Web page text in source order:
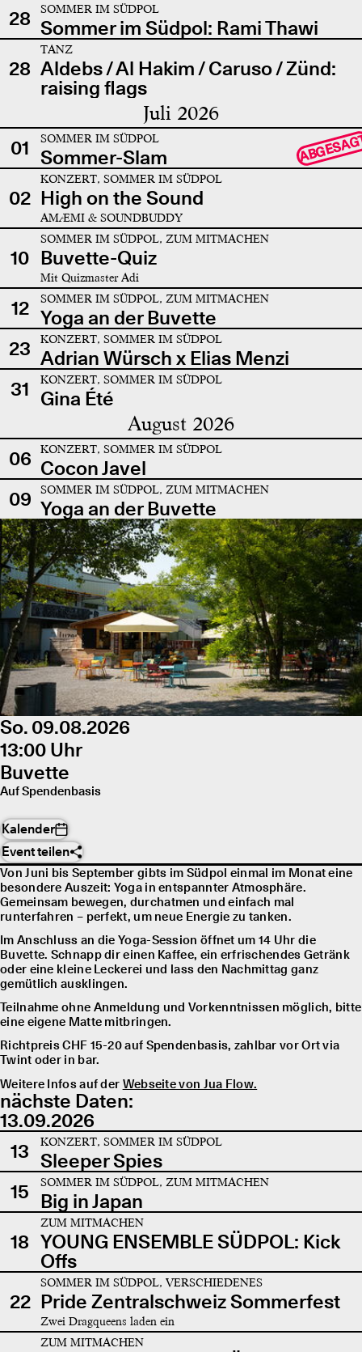
28
SOMMER IM SÜDPOL
Sommer im Südpol: Rami Thawi
28
TANZ
Aldebs / Al Hakim / Caruso / Zünd:
raising flags
Juli 2026
01 SOMMER IM SÜDPOL
Sommer-Slam
02
KONZERT, SOMMER IM SÜDPOL
High on the Sound
AMÆMI & SOUNDBUDDY
10
SOMMER IM SÜDPOL, ZUM MITMACHEN
Buvette-Quiz
Mit Quizmaster Adi
12 SOMMER IM SÜDPOL, ZUM MITMACHEN
Yoga an der Buvette
23
KONZERT, SOMMER IM SÜDPOL
Adrian Würsch x Elias Menzi
31
KONZERT, SOMMER IM SÜDPOL
Gina Été
August 2026
06 KONZERT, SOMMER IM SÜDPOL
Cocon Javel
09
SOMMER IM SÜDPOL, ZUM MITMACHEN
Yoga an der Buvette
So. 09.08.2026
13:00 Uhr
Buvette
Auf Spendenbasis
Kalender
Event teilen
Von Juni bis September gibts im Südpol einmal im Monat eine
besondere Auszeit: Yoga in entspannter Atmosphäre.
Gemeinsam bewegen, durchatmen und einfach mal
runterfahren – perfekt, um neue Energie zu tanken.
Im Anschluss an die Yoga-Session öffnet um 14 Uhr die
Buvette. Schnapp dir einen Kaffee, ein erfrischendes Getränk
oder eine kleine Leckerei und lass den Nachmittag ganz
gemütlich ausklingen.
Teilnahme ohne Anmeldung und Vorkenntnissen möglich, bitte
eine eigene Matte mitbringen.
Richtpreis CHF 15-20 auf Spendenbasis, zahlbar vor Ort via
Twint oder in bar.
Weitere Infos auf der Webseite von Jua Flow.
nächste Daten:
13.09.2026
13
KONZERT, SOMMER IM SÜDPOL
Sleeper Spies
15
SOMMER IM SÜDPOL, ZUM MITMACHEN
Big in Japan
18
ZUM MITMACHEN
YOUNG ENSEMBLE SÜDPOL: Kick
Offs
22
SOMMER IM SÜDPOL, VERSCHIEDENES
Pride Zentralschweiz Sommerfest
Zwei Dragqueens laden ein
ZUM MITMACHEN